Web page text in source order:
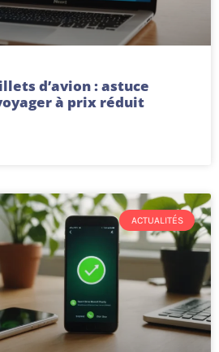
d’avion : astuce
à prix réduit
ACTUALITÉS